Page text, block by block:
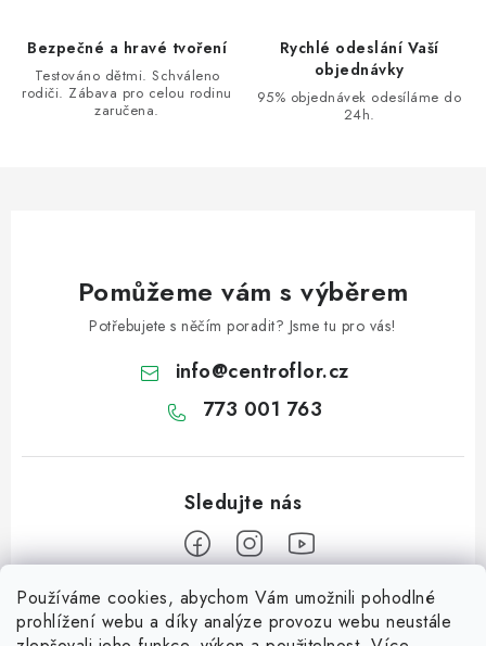
Používáme cookies, abychom Vám umožnili pohodlné
prohlížení webu a díky analýze provozu webu neustále
k
Bezpečné a hravé tvoření
Testováno dětmi. Schváleno
rodiči. Zábava pro celou rodinu
zaručena.
Rychlé odeslání Vaší
objednávky
95% objednávek odesíláme do
24h.
Pomůžeme vám s výběrem
Potřebujete s něčím poradit? Jsme tu pro vás!
info@centroflor.cz
773 001 763